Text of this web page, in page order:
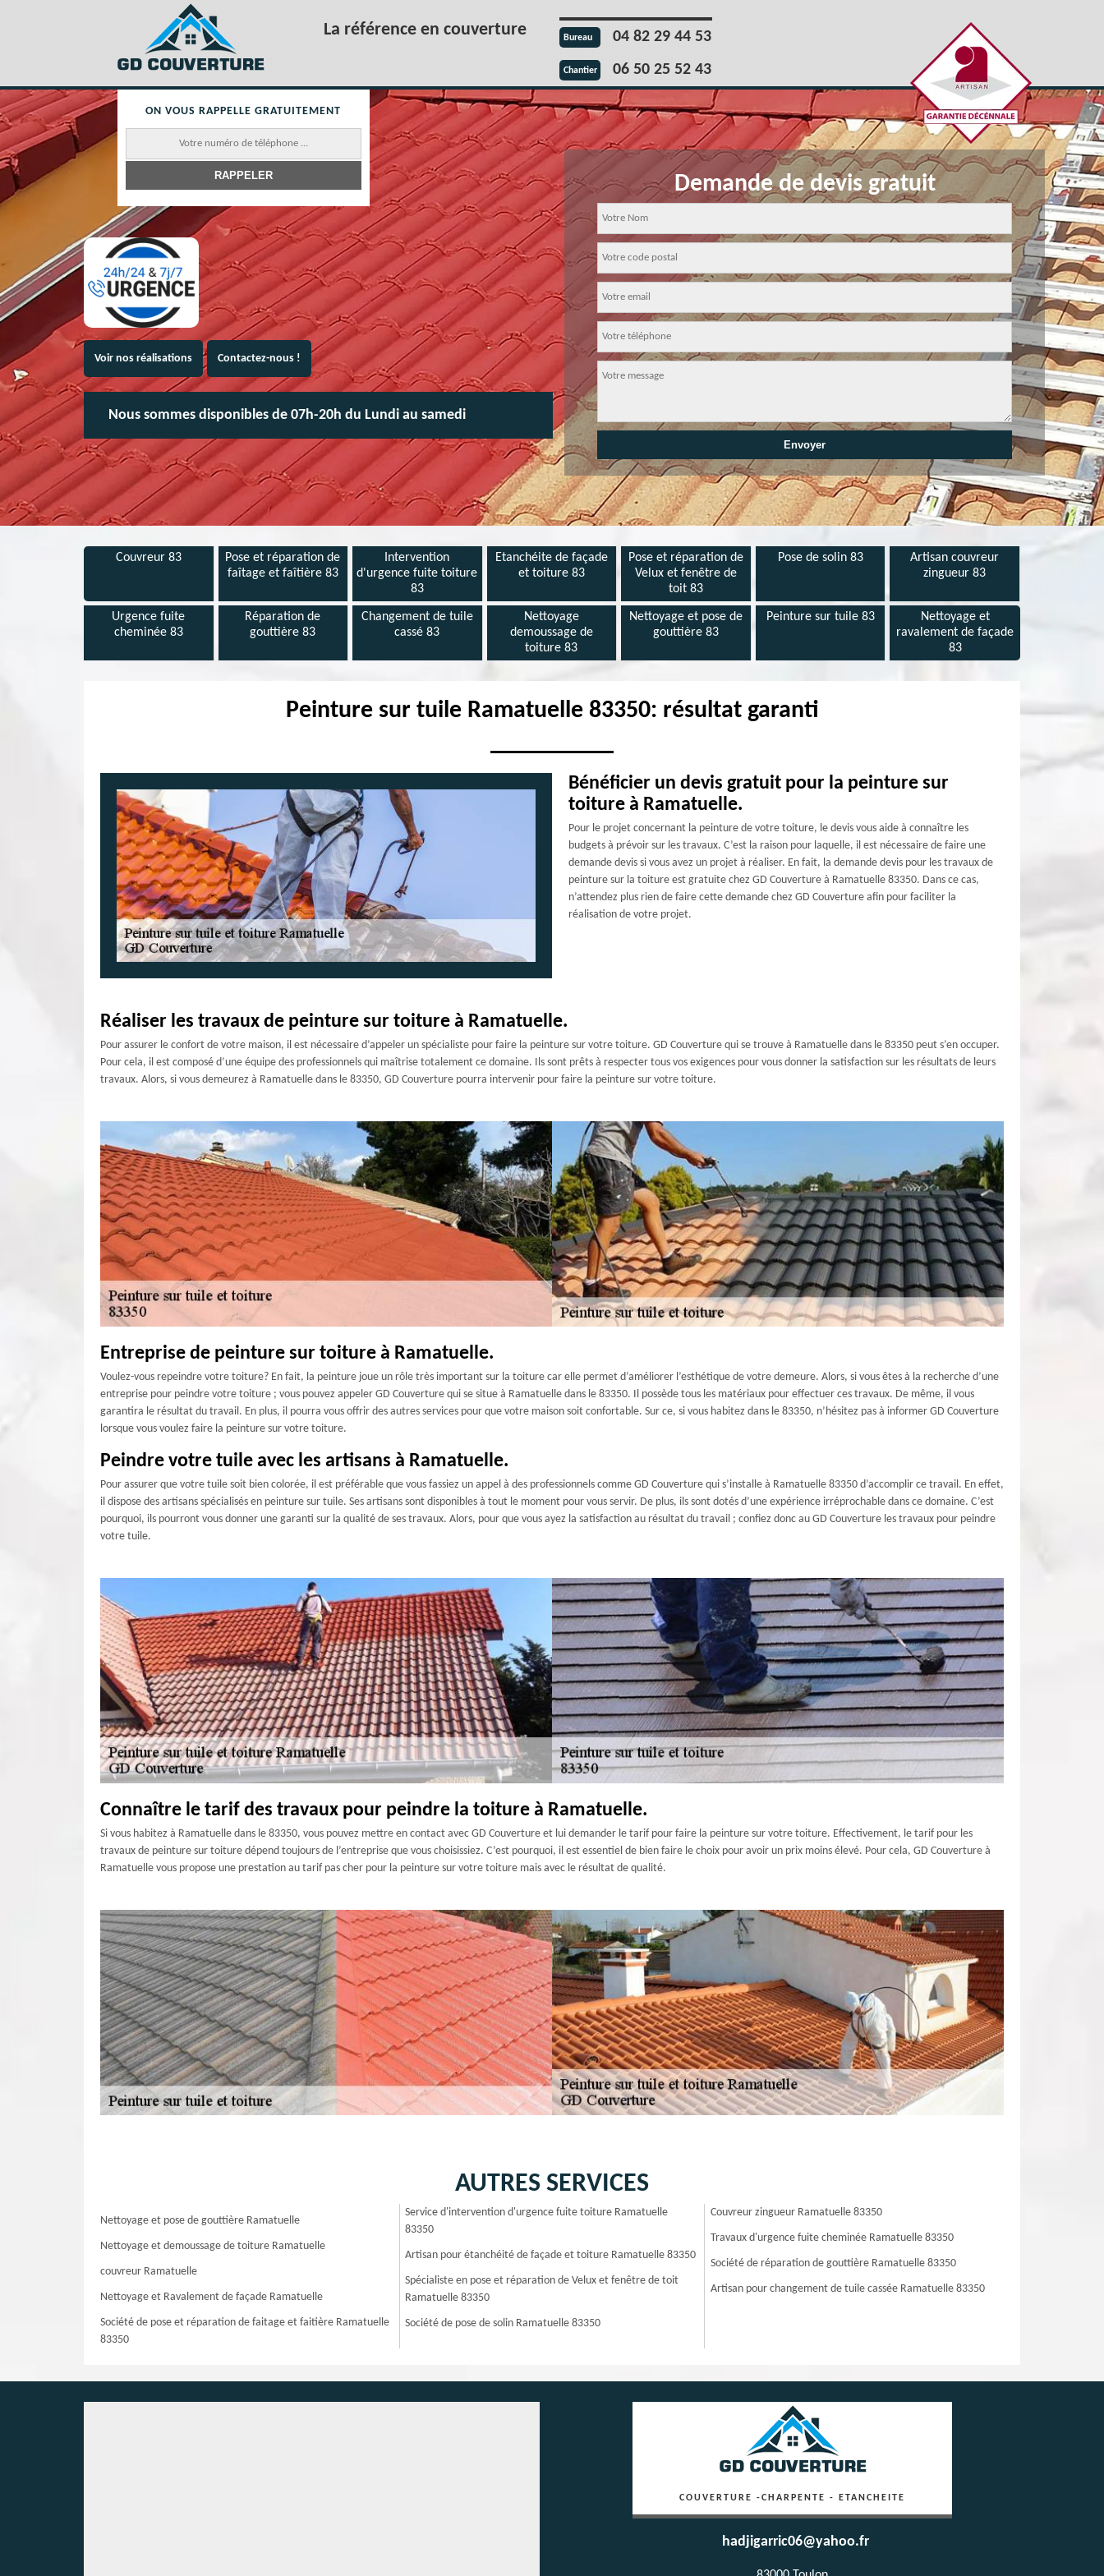
La référence en couverture Bureau 04 82 29 44 53
Chantier 06 50 25 52 43
Voir nos réalisations Contactez-nous !
Nous sommes disponibles de 07h-20h du Lundi au samedi
Demande de devis gratuit
ON VOUS RAPPELLE GRATUITEMENT
Couvreur 83
Pose et réparation de
faîtage et faîtière 83
Intervention
d'urgence fuite toiture
83
Etanchéite de façade
et toiture 83
Pose et réparation de
Velux et fenêtre de
toit 83
Pose de solin 83
Artisan couvreur
zingueur 83
Urgence fuite
cheminée 83
Réparation de
gouttière 83
Changement de tuile
cassé 83
Nettoyage
demoussage de
toiture 83
Nettoyage et pose de
gouttière 83
Peinture sur tuile 83
Nettoyage et
ravalement de façade
83
Peinture sur tuile Ramatuelle 83350: résultat garanti
Bénéficier un devis gratuit pour la peinture sur
toiture à Ramatuelle.
Pour le projet concernant la peinture de votre toiture, le devis vous aide à connaître les
budgets à prévoir sur les travaux. C’est la raison pour laquelle, il est nécessaire de faire une
demande devis si vous avez un projet à réaliser. En fait, la demande devis pour les travaux de
peinture sur la toiture est gratuite chez GD Couverture à Ramatuelle 83350. Dans ce cas,
n’attendez plus rien de faire cette demande chez GD Couverture afin pour faciliter la
réalisation de votre projet.
Réaliser les travaux de peinture sur toiture à Ramatuelle.
Pour assurer le confort de votre maison, il est nécessaire d’appeler un spécialiste pour faire la peinture sur votre toiture. GD Couverture qui se trouve à Ramatuelle dans le 83350 peut s’en occuper.
Pour cela, il est composé d’une équipe des professionnels qui maîtrise totalement ce domaine. Ils sont prêts à respecter tous vos exigences pour vous donner la satisfaction sur les résultats de leurs
travaux. Alors, si vous demeurez à Ramatuelle dans le 83350, GD Couverture pourra intervenir pour faire la peinture sur votre toiture.
Entreprise de peinture sur toiture à Ramatuelle.
Voulez-vous repeindre votre toiture? En fait, la peinture joue un rôle très important sur la toiture car elle permet d’améliorer l’esthétique de votre demeure. Alors, si vous êtes à la recherche d’une
entreprise pour peindre votre toiture ; vous pouvez appeler GD Couverture qui se situe à Ramatuelle dans le 83350. Il possède tous les matériaux pour effectuer ces travaux. De même, il vous
garantira le résultat du travail. En plus, il pourra vous offrir des autres services pour que votre maison soit confortable. Sur ce, si vous habitez dans le 83350, n’hésitez pas à informer GD Couverture
lorsque vous voulez faire la peinture sur votre toiture.
Peindre votre tuile avec les artisans à Ramatuelle.
Pour assurer que votre tuile soit bien colorée, il est préférable que vous fassiez un appel à des professionnels comme GD Couverture qui s’installe à Ramatuelle 83350 d’accomplir ce travail. En effet,
il dispose des artisans spécialisés en peinture sur tuile. Ses artisans sont disponibles à tout le moment pour vous servir. De plus, ils sont dotés d’une expérience irréprochable dans ce domaine. C’est
pourquoi, ils pourront vous donner une garanti sur la qualité de ses travaux. Alors, pour que vous ayez la satisfaction au résultat du travail ; confiez donc au GD Couverture les travaux pour peindre
votre tuile.
Connaître le tarif des travaux pour peindre la toiture à Ramatuelle.
Si vous habitez à Ramatuelle dans le 83350, vous pouvez mettre en contact avec GD Couverture et lui demander le tarif pour faire la peinture sur votre toiture. Effectivement, le tarif pour les
travaux de peinture sur toiture dépend toujours de l’entreprise que vous choisissiez. C’est pourquoi, il est essentiel de bien faire le choix pour avoir un prix moins élevé. Pour cela, GD Couverture à
Ramatuelle vous propose une prestation au tarif pas cher pour la peinture sur votre toiture mais avec le résultat de qualité.
AUTRES SERVICES
Nettoyage et pose de gouttière Ramatuelle
Nettoyage et demoussage de toiture Ramatuelle
couvreur Ramatuelle
Nettoyage et Ravalement de façade Ramatuelle
Société de pose et réparation de faitage et faitière Ramatuelle
83350
Service d'intervention d'urgence fuite toiture Ramatuelle
83350
Artisan pour étanchéité de façade et toiture Ramatuelle 83350
Spécialiste en pose et réparation de Velux et fenêtre de toit
Ramatuelle 83350
Société de pose de solin Ramatuelle 83350
Couvreur zingueur Ramatuelle 83350
Travaux d'urgence fuite cheminée Ramatuelle 83350
Société de réparation de gouttière Ramatuelle 83350
Artisan pour changement de tuile cassée Ramatuelle 83350
COUVERTURE -CHARPENTE - ETANCHEITE
hadjigarric06@yahoo.fr